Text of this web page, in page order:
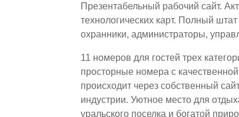
Презентабельный рабочий сайт.
технологических карт. Полный
охранники, администраторы,
11 номеров для гостей трех
просторные номера с
происходит через собственный
индустрии. Уютное место для
уральского поселка и богатой